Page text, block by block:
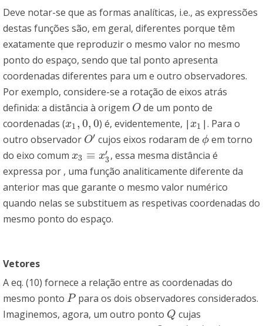
Deve notar-se que as formas analíticas, i.e., as expressões
destas funções são, em geral, diferentes porque têm
exatamente que reproduzir o mesmo valor no mesmo
ponto do espaço, sendo que tal ponto apresenta
coordenadas diferentes para um e outro observadores.
Por exemplo, considere-se a rotação de eixos atrás
definida: a distância à origem O
O de um ponto de
coordenadas (x1 , 0, 0
x1 0,0 ) é, evidentemente, |x1
x1 |. Para o
outro observador O′
O′ cujos eixos rodaram deϕ
ϕ em torno
do eixo comum x3 ≡ x′
3
x3≡ x3 ′
, essa mesma distância é
expressa por , uma função analiticamente diferente da
anterior mas que garante o mesmo valor numérico
quando nelas se substituem as respetivas coordenadas do
mesmo ponto do espaço.
Vetores
A eq. (10) fornece a relação entre as coordenadas do
mesmo ponto P
P para os dois observadores considerados.
Imaginemos, agora, um outro ponto Q
Q cujas